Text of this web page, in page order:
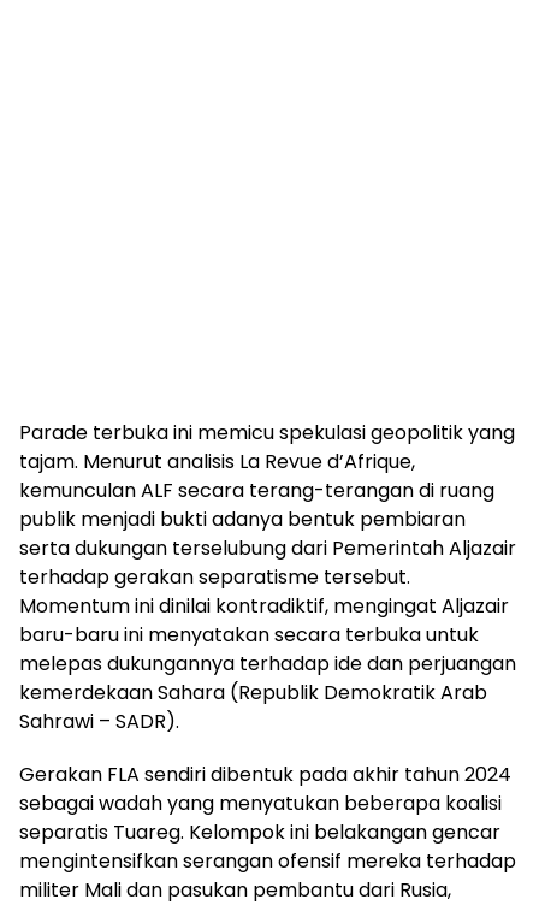
Parade terbuka ini memicu spekulasi geopolitik yang
tajam. Menurut analisis La Revue d’Afrique,
kemunculan ALF secara terang-terangan di ruang
publik menjadi bukti adanya bentuk pembiaran
serta dukungan terselubung dari Pemerintah Aljazair
terhadap gerakan separatisme tersebut.
Momentum ini dinilai kontradiktif, mengingat Aljazair
baru-baru ini menyatakan secara terbuka untuk
melepas dukungannya terhadap ide dan perjuangan
kemerdekaan Sahara (Republik Demokratik Arab
Sahrawi – SADR).
Gerakan FLA sendiri dibentuk pada akhir tahun 2024
sebagai wadah yang menyatukan beberapa koalisi
separatis Tuareg. Kelompok ini belakangan gencar
mengintensifkan serangan ofensif mereka terhadap
militer Mali dan pasukan pembantu dari Rusia,